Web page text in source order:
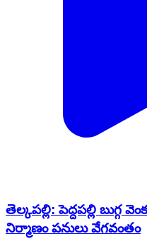
తెల్కపల్లి: పెద్దపల్లి
నిర్మాణం పనులు వేగవంతం